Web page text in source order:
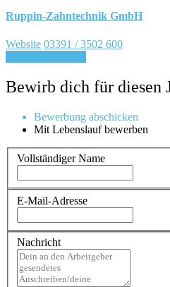
Ruppin-Zahntechnik GmbH
Website 03391 / 3502 600
Bewirb dich für diesen
Bewerbung abschicken
Mit Lebenslauf bewerben
Vollständiger Name
E-Mail-Adresse
Nachricht